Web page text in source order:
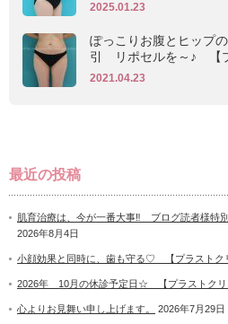
2025.01.23
ぽっこりお腹とヒップ
引 リポセルを～♪ 【プ
2021.04.23
最近の投稿
肌育治療は、今が一番大事‼ ブログ読者様特
2026年8月4日
小顔効果と同時に、歯も守る♡ 【プラストク
2026年 10月の休診予定日☆ 【プラストクリ
心よりお見舞い申し上げます。 2026年7月29日